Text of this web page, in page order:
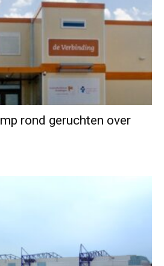
rond geruchten over